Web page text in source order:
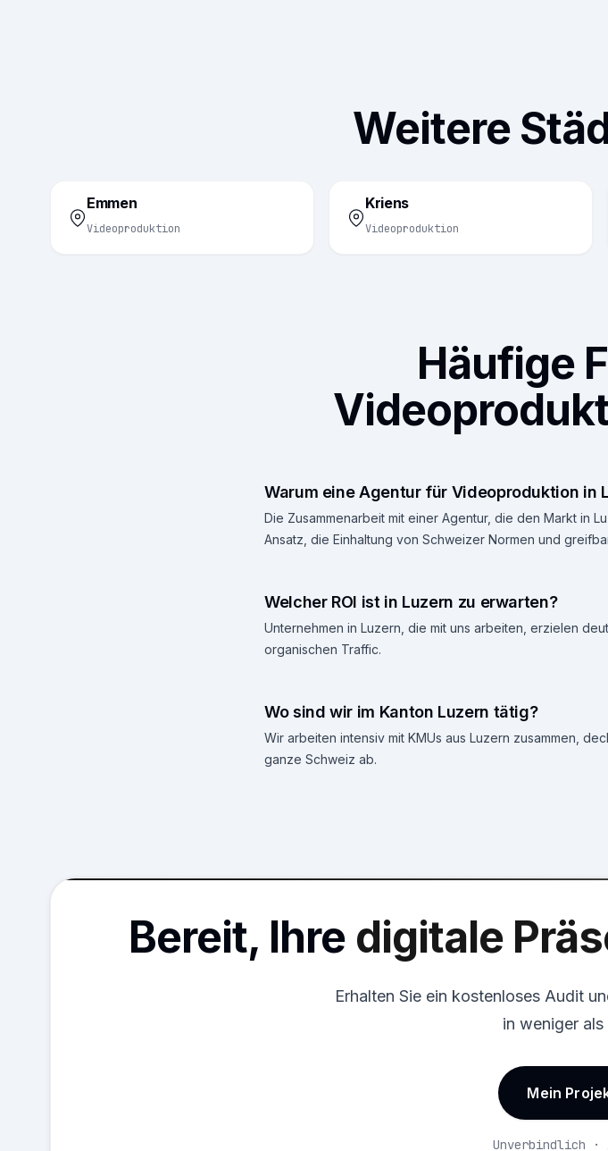
Weitere
Emmen
Videoproduktion
Kriens
Videoproduktion
Häufige
Warum eine Agentur für Videoproduktion in
Die Zusammenarbeit mit einer Agentur, die den Markt in
Ansatz, die Einhaltung von Schweizer Normen und
Welcher ROI ist in Luzern zu erwarten?
Unternehmen in Luzern, die mit uns arbeiten, erzielen
organischen Traffic.
Wo sind wir im Kanton Luzern tätig?
Wir arbeiten intensiv mit KMUs aus Luzern zusammen,
ganze Schweiz ab.
Bereit, Ihre digitale
Erhalten Sie ein kostenloses Audit
in weniger
Mein
Unverbindlich ·